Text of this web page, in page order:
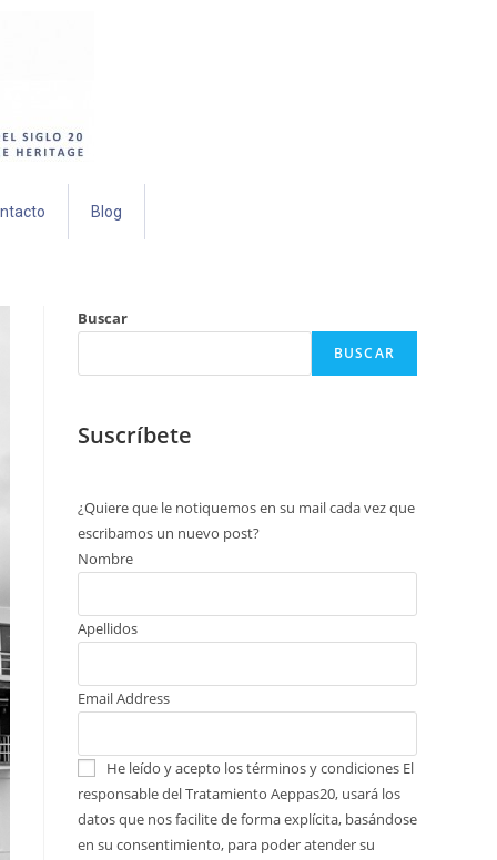
Blog
Buscar
BUSCAR
Suscríbete
¿Quiere que le notiquemos en su mail cada vez que
escribamos un nuevo post?
Nombre
Apellidos
Email Address
He leído y acepto los términos y condiciones El
responsable del Tratamiento Aeppas20, usará los
datos que nos facilite de forma explícita, basándose
en su consentimiento, para poder atender su